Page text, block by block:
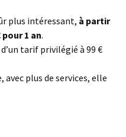
plus intéressant, à partir
pour 1 an.
tarif privilégié à 99 €
plus de services, elle